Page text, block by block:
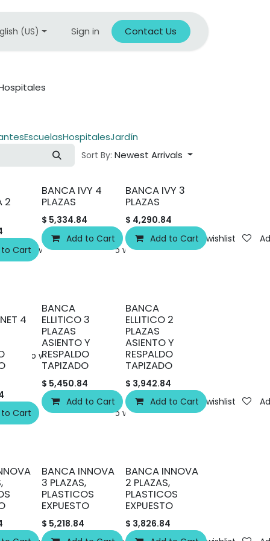
(US) Sign in Contact Us
EscuelasHospitalesJardín
Sort By: Newest Arrivals
Add to wishlist
2
Cart
Add to wishlist
BANCA IVY 4
PLAZAS
$ 5,334.84
Add to Cart
Add to wishlist
BANCA IVY 3
PLAZAS
$ 4,290.84
Add to Cart
Add to wishlist
4
Cart
Add to wishlist
BANCA
ELLITICO 3
PLAZAS
ASIENTO Y
RESPALDO
TAPIZADO
$ 5,450.84
Add to Cart
Add to wishlist
BANCA
ELLITICO 2
PLAZAS
ASIENTO Y
RESPALDO
TAPIZADO
$ 3,942.84
Add to Cart
BANCA INNOVA
3 PLAZAS,
PLASTICOS
EXPUESTO
$ 5,218.84
BANCA INNOVA
2 PLAZAS,
PLASTICOS
EXPUESTO
$ 3,826.84